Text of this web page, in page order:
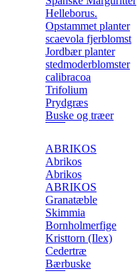
Helleborus.
Opstammet planter
scaevola fjerblomst
Jordbær planter
stedmoderblomster
calibracoa
Trifolium
Prydgræs
Buske og træer
ABRIKOS
Abrikos
Abrikos
ABRIKOS
Granatæble
Skimmia
Bornholmerfige
Kristtorn (Ilex)
Cedertræ
Bærbuske